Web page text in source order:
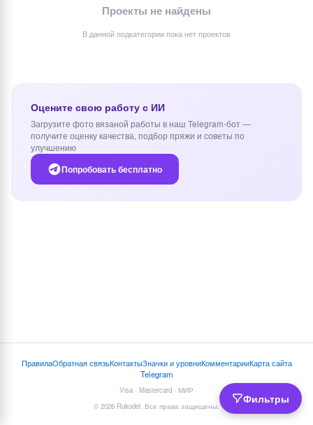
Фильтры
Проекты не найдены
В данной подкатегории пока нет проектов
Оцените свою работу с ИИ
Загрузите фото вязаной работы в наш Telegram-бот —
получите оценку качества, подбор пряжи и советы по
улучшению
Попробовать бесплатно
ПравилаОбратная связьКонтактыЗначки и уровниКомментарииКарта сайта
Telegram
Visa · Mastercard · МИР
© 2026 Rukodel. Все права защищены.